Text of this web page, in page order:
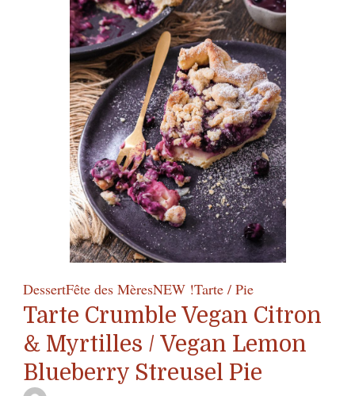
DessertFête des MèresNEW !Tarte / Pie
Tarte Crumble Vegan Citron
& Myrtilles / Vegan Lemon
Blueberry Streusel Pie